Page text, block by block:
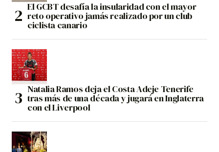
El GCBT desafía la insularidad con el mayor
reto operativo jamás realizado por un club
ciclista canario
Natalia Ramos deja el Costa Adeje Tenerife
tras más de una década y jugará en Inglaterra
con el Liverpool